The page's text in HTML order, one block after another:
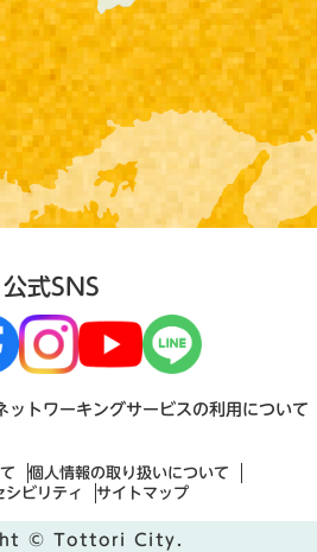
公式SNS
ットワーキングサービスの利用について
個人情報の取り扱いについて
シビリティ
サイトマップ
© Tottori City.